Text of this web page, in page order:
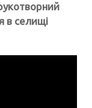
в селищі